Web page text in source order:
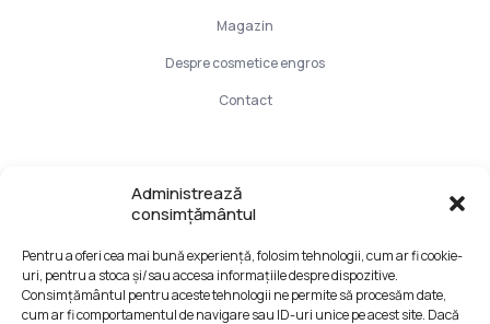
Administrează
consimțământul
Pentru a oferi cea mai bună experiență, folosim tehnologii, cum ar fi cookie-
uri, pentru a stoca și/sau accesa informațiile despre dispozitive.
Consimțământul pentru aceste tehnologii ne permite să procesăm date,
cum ar fi comportamentul de navigare sau ID-uri unice pe acest site. Dacă
Magazin
Despre cosmetice engros
Contact
LIVRARE SI PLATA
CONFIDENTIALITATE DATELOR
TERMENI SI CONDITII